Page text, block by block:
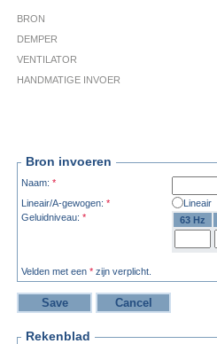
BRON
DEMPER
VENTILATOR
HANDMATIGE INVOER
Bron invoeren
Naam: *
Lineair/A-gewogen: * Lineair
Geluidniveau: * 63 Hz
Velden met een * zijn verplicht.
Rekenblad